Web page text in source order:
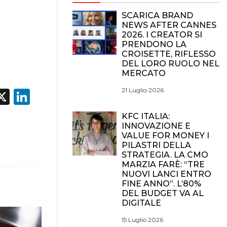
X LinkedIn
SCARICA BRAND
NEWS AFTER CANNES
2026. I CREATOR SI
PRENDONO LA
CROISETTE, RIFLESSO
DEL LORO RUOLO NEL
MERCATO
21 Luglio 2026
KFC ITALIA:
INNOVAZIONE E
VALUE FOR MONEY I
PILASTRI DELLA
STRATEGIA. LA CMO
MARZIA FARÈ: “TRE
NUOVI LANCI ENTRO
FINE ANNO”. L’80%
DEL BUDGET VA AL
DIGITALE
15 Luglio 2026